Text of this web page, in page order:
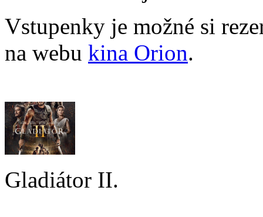
Vstupenky je možné si
na webu kina Orion.
Gladiátor II.